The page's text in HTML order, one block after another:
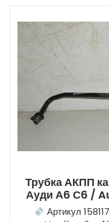
Трубка АКПП
Ауди А6 С6 /
Артикул